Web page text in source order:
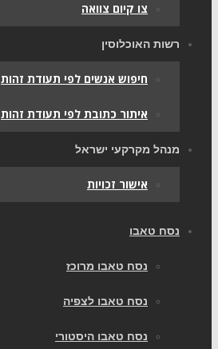
צו קיום צוואה
רשות האוכלוסין
חיפוש אנשים לפי תעודת זהות
איתור כתובת לפי תעודת זהות
מנהל מקרקעי ישראל
אישור זכויות
נסח טאבו
נסח טאבו מרוכז
נסח טאבו לצפיה
נסח טאבו היסטורי